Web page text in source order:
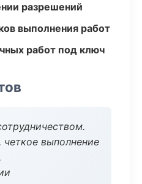
разрешений
выполнения работ
работ под ключ
выполнение